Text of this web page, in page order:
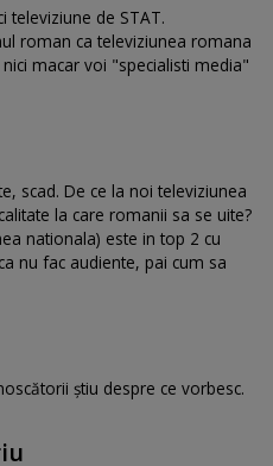
televiziune de STAT.
roman ca televiziunea romana
nici macar voi "specialisti media"
scad. De ce la noi televiziunea
la care romanii sa se uite?
nationala) este in top 2 cu
nu fac audiente, pai cum sa
știu despre ce vorbesc.